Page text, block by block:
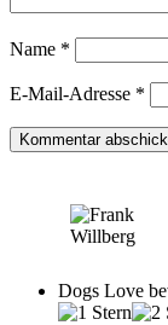
Name *
E-Mail-Adresse *
Dogs Love